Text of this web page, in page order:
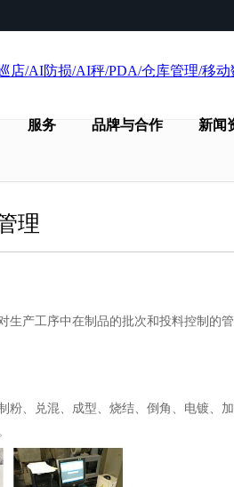
服务 品牌与合作 新闻
理
产工序中在制品的批次和投料控制的管
粉、兑混、成型、烧结、倒角、电镀